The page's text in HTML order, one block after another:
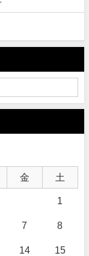
金 土
1
7 8
14 15